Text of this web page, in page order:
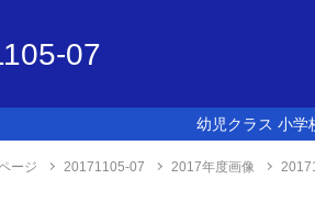
07
幼児クラス 小学
ージ 20171105-07 2017年度画像